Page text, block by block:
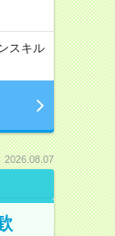
スキル
2026.08.07